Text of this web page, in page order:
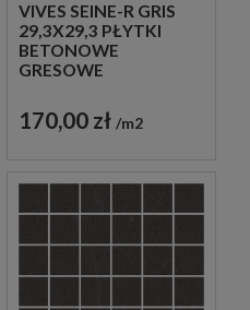
VIVES SEINE-R GRIS
29,3X29,3 PŁYTKI
BETONOWE
GRESOWE
170,00 zł m2